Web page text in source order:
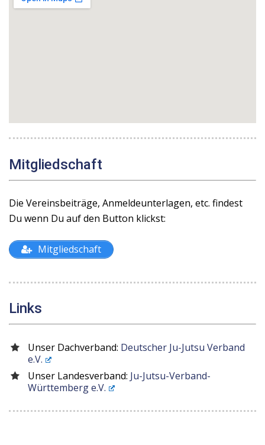
Mitgliedschaft
Die Vereinsbeiträge, Anmeldeunterlagen, etc. findest
Du wenn Du auf den Button klickst:
Mitgliedschaft
Links
Unser Dachverband: Deutscher Ju-Jutsu Verband
e.V.
Unser Landesverband: Ju-Jutsu-Verband-
Württemberg e.V.